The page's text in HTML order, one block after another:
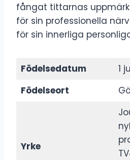
fångat tittarnas
för sin professionella
för sin innerliga
Födelsedatum
1
Födelseort
Yrke